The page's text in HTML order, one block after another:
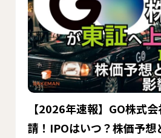
【2026年速報】GO株式
請！IPOはいつ？株価予想